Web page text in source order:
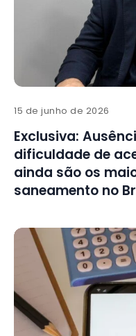
15 de junho de 2026
Exclusiva:
dificuldade de
ainda são os
saneamento no